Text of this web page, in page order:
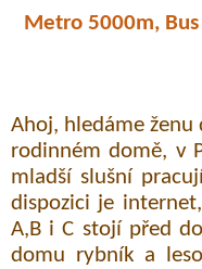
Metro 5000m,
Ahoj, hledáme
rodinném domě, v
mladší slušní
dispozici je
A,B i C stojí před
domu rybník a